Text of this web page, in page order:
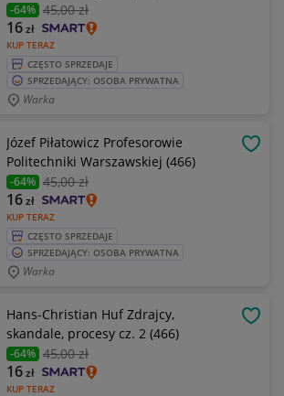
-64% 45,00 zł
KUP TERAZ
16zł
CZĘSTO SPRZEDAJE
SPRZEDAJĄCY: OSOBA PRYWATNA
Warka
Józef Piłatowicz Profesorowie
Politechniki Warszawskiej (466)
-64% 45,00 zł
KUP TERAZ
16zł
CZĘSTO SPRZEDAJE
SPRZEDAJĄCY: OSOBA PRYWATNA
Warka
Hans-Christian Huf Zdrajcy,
skandale, procesy cz. 2 (466)
-64% 45,00 zł
KUP TERAZ
16zł